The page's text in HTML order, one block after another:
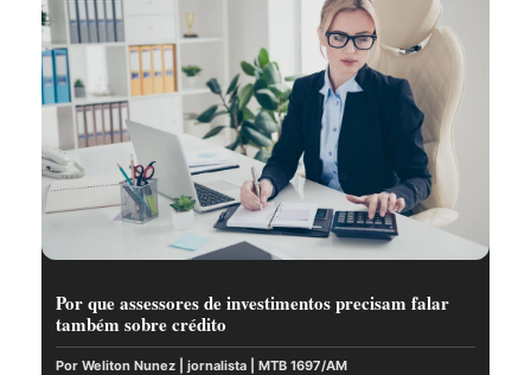
Por que assessores de investimentos precisam falar
também sobre crédito
Por Weliton Nunez | jornalista | MTB 1697/AM